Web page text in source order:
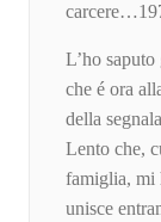
L’ho
che é ora
della
Lento che,
famiglia, mi
unisce